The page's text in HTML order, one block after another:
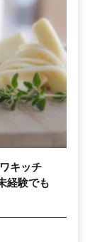
キッチ
経験でも